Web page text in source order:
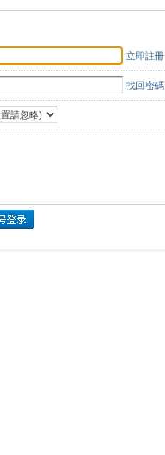
立即註冊
找回密碼